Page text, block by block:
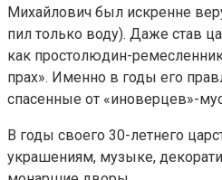
Михайлович был искренне
пил только воду). Даже став
как простолюдин-
прах». Именно в годы его
спасенные от «иноверцев»-
В годы своего 30-летнего
украшениям, музыке,